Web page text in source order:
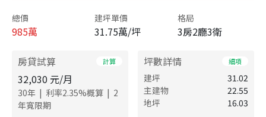
總價
985萬
建坪單價
31.75萬/坪
格局
3房2廳3衛
房貸試算 計算
32,030 元/月
30年 | 利率2.35%概算 | 2
年寬限期
坪數詳情 細項
建坪
31.02
主建物
22.55
地坪
16.03